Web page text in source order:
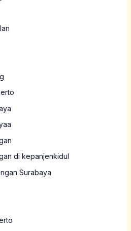
di kepanjenkidul
Surabaya